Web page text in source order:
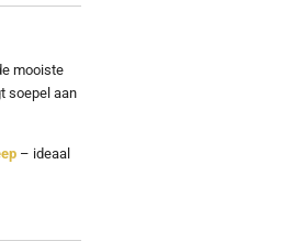
mooiste
soepel aan
– ideaal